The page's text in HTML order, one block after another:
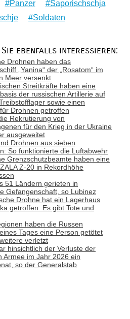
Panzer
Saporischschja
Soldaten
ebenfalls interessieren:
Drohnen haben das
„Yanina“ der „Rosatom“ im
Meer versenkt
Streitkräfte haben eine
der russischen Artillerie auf
sowie einen
Drohnen getroffen
Rekrutierung von
für den Krieg in der Ukraine
ausgeweitet
Drohnen aus sieben
So funktionierte die Luftabwehr
Grenzschutzbeamte haben eine
Z-20 in Rekordhöhe
51 Ländern gerieten in
Gefangenschaft, so Lubinez
Drohne hat ein Lagerhaus
getroffen: Es gibt Tote und
haben die Russen
Tages eine Person getötet
verletzt
hinsichtlich der Verluste der
Armee im Jahr 2026 ein
so der Generalstab